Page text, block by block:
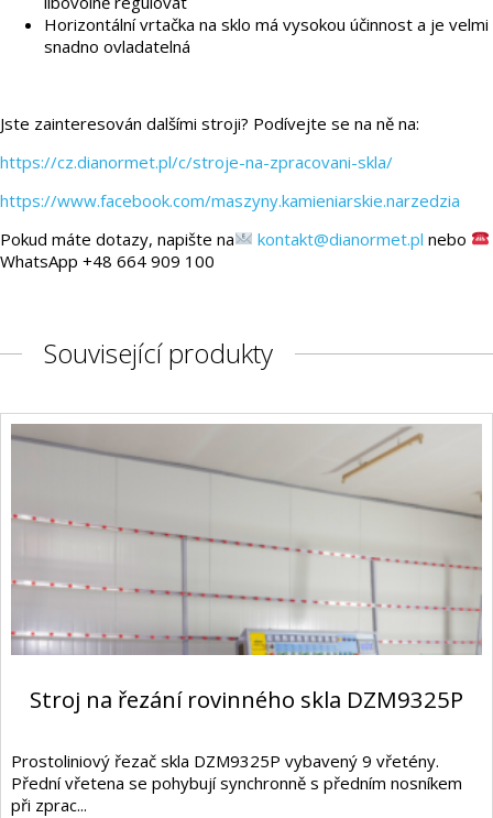
Horizontální vrtačka na sklo má vysokou účinnost a je velmi
snadno ovladatelná
Jste zainteresován dalšími stroji? Podívejte se na ně na:
https://cz.dianormet.pl/c/stroje-na-zpracovani-skla/
https://www.facebook.com/maszyny.kamieniarskie.narzedzia
Pokud máte dotazy, napište na
kontakt@dianormet.pl nebo
WhatsApp +48 664 909 100
Související produkty
Stroj na řezání rovinného skla DZM9325P
Prostoliniový řezač skla DZM9325P vybavený 9 vřetény.
Přední vřetena se pohybují synchronně s předním nosníkem
při zprac...